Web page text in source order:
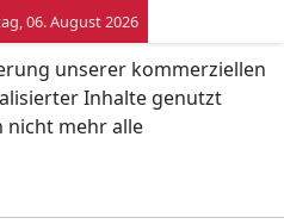
unserer kommerziellen
Inhalte genutzt
nicht mehr alle
06. August 2026